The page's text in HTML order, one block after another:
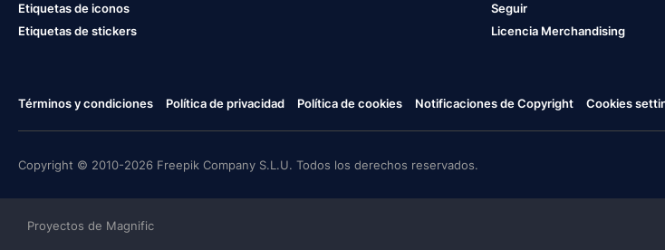
Etiquetas de iconos
Etiquetas de stickers
Seguir
Licencia Merchandising
Términos y condiciones Política de privacidad Política de cookies Notificaciones de Copyright Cookies
Copyright © 2010-2026 Freepik Company S.L.U. Todos los derechos reservados.
Proyectos de Magnific